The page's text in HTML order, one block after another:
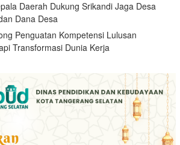
Daerah Dukung Srikandi Jaga Desa
Dana Desa
Penguatan Kompetensi Lulusan
Transformasi Dunia Kerja